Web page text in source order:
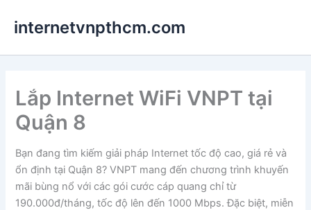
dung
internetvnpthcm.com
Lắp Internet WiFi VNPT tại
Quận 8
Bạn đang tìm kiếm giải pháp Internet tốc độ cao, giá rẻ và
ổn định tại Quận 8? VNPT mang đến chương trình khuyến
mãi bùng nổ với các gói cước cáp quang chỉ từ
190.000đ/tháng, tốc độ lên đến 1000 Mbps. Đặc biệt, miễn